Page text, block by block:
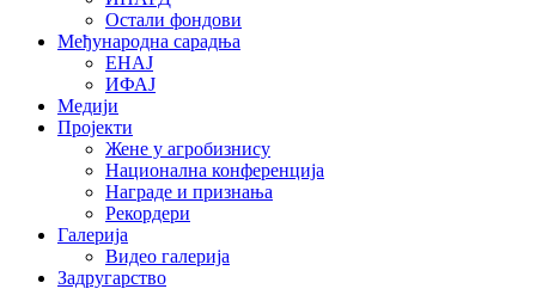
Остали фондови
Међународна сарадња
ЕНАЈ
ИФАЈ
Медији
Пројекти
Жене у агробизнису
Национална конференција
Награде и признања
Рекордери
Галерија
Видео галерија
Задругарство